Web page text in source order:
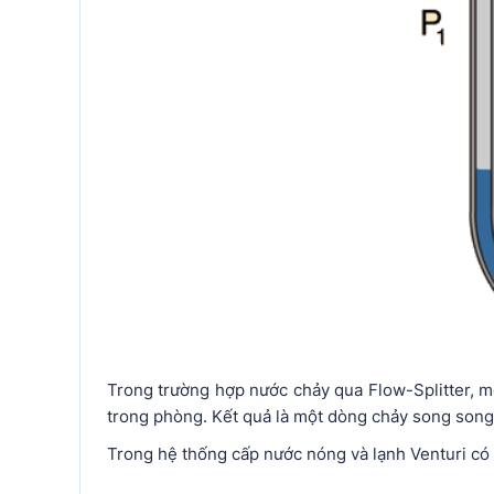
Trong trường hợp nước chảy qua Flow-Splitter,
trong phòng. Kết quả là một dòng chảy song
Trong hệ thống cấp nước nóng và lạnh Venturi